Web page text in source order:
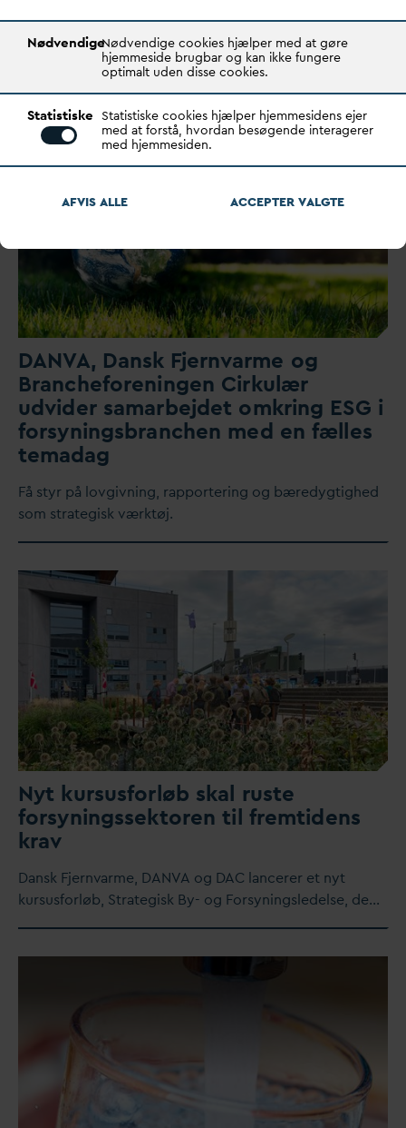
fremtidens medarbejdere
Rekruttering, fællesskab og faglig stolthedvar i
a Spildev andsteknisk Forenings årsmøde s…
DANVA, Dansk Fjernvarme og
Brancheforeningen Cirkulær
udvider samarbejdet omkring ESG i
forsyningsbranchen med en fælles
temadag
Få styr på lovgivning, rapportering og bæredygtighed
som strategisk værktøj.
Nyt kursusforløb skal ruste
forsyningssektoren til fremtidens
krav
Dansk Fjernvarme, DANVA og DAC lancerer et nyt
kursusforløb, Strategisk By- og Forsyningsledelse, de…
NødvendigeNødvendige cookies hjælper med at gøre
hjemmeside brugbar og kan ikke fungere
optimalt uden disse cookies.
Statistiske Statistiske cookies hjælper hjemmesidens ejer
med at forstå, hvordan besøgende interagerer
med hjemmesiden.
AFVIS ALLE ACCEPTERVALGTE